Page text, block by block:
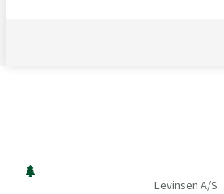
Levinsen A/S